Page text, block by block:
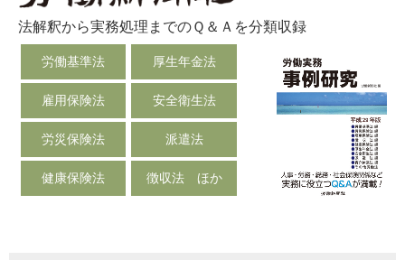
法解釈から実務処理までのＱ＆Ａを分類収録
労働基準法 厚生年金法
雇用保険法 安全衛生法
労災保険法 派遣法
健康保険法 徴収法 ほか